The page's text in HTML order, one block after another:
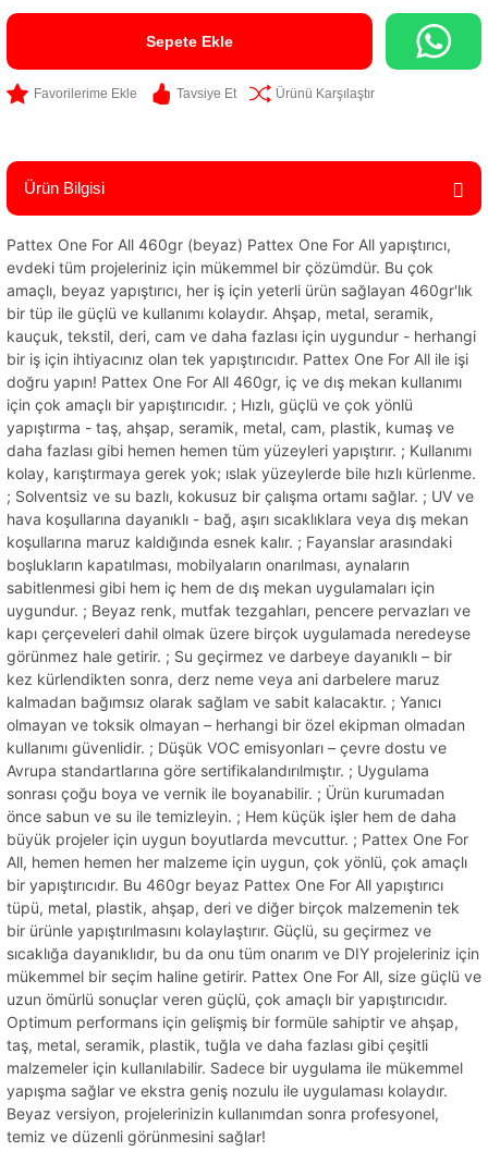
Sepete Ekle
Tavsiye Et Ürünü Karşılaştır
Ürün Bilgisi
Pattex One For All 460gr (beyaz) Pattex One For All yapıştırıcı,
evdeki tüm projeleriniz için mükemmel bir çözümdür. Bu çok
amaçlı, beyaz yapıştırıcı, her iş için yeterli ürün sağlayan 460gr'lık
bir tüp ile güçlü ve kullanımı kolaydır. Ahşap, metal, seramik,
kauçuk, tekstil, deri, cam ve daha fazlası için uygundur - herhangi
bir iş için ihtiyacınız olan tek yapıştırıcıdır. Pattex One For All ile işi
doğru yapın! Pattex One For All 460gr, iç ve dış mekan kullanımı
için çok amaçlı bir yapıştırıcıdır. ; Hızlı, güçlü ve çok yönlü
yapıştırma - taş, ahşap, seramik, metal, cam, plastik, kumaş ve
daha fazlası gibi hemen hemen tüm yüzeyleri yapıştırır. ; Kullanımı
kolay, karıştırmaya gerek yok; ıslak yüzeylerde bile hızlı kürlenme.
; Solventsiz ve su bazlı, kokusuz bir çalışma ortamı sağlar. ; UV ve
hava koşullarına dayanıklı - bağ, aşırı sıcaklıklara veya dış mekan
koşullarına maruz kaldığında esnek kalır. ; Fayanslar arasındaki
boşlukların kapatılması, mobilyaların onarılması, aynaların
sabitlenmesi gibi hem iç hem de dış mekan uygulamaları için
uygundur. ; Beyaz renk, mutfak tezgahları, pencere pervazları ve
kapı çerçeveleri dahil olmak üzere birçok uygulamada neredeyse
görünmez hale getirir. ; Su geçirmez ve darbeye dayanıklı – bir
kez kürlendikten sonra, derz neme veya ani darbelere maruz
kalmadan bağımsız olarak sağlam ve sabit kalacaktır. ; Yanıcı
olmayan ve toksik olmayan – herhangi bir özel ekipman olmadan
kullanımı güvenlidir. ; Düşük VOC emisyonları – çevre dostu ve
Avrupa standartlarına göre sertifikalandırılmıştır. ; Uygulama
sonrası çoğu boya ve vernik ile boyanabilir. ; Ürün kurumadan
önce sabun ve su ile temizleyin. ; Hem küçük işler hem de daha
büyük projeler için uygun boyutlarda mevcuttur. ; Pattex One For
All, hemen hemen her malzeme için uygun, çok yönlü, çok amaçlı
bir yapıştırıcıdır. Bu 460gr beyaz Pattex One For All yapıştırıcı
tüpü, metal, plastik, ahşap, deri ve diğer birçok malzemenin tek
bir ürünle yapıştırılmasını kolaylaştırır. Güçlü, su geçirmez ve
sıcaklığa dayanıklıdır, bu da onu tüm onarım ve DIY projeleriniz için
mükemmel bir seçim haline getirir. Pattex One For All, size güçlü ve
uzun ömürlü sonuçlar veren güçlü, çok amaçlı bir yapıştırıcıdır.
Optimum performans için gelişmiş bir formüle sahiptir ve ahşap,
taş, metal, seramik, plastik, tuğla ve daha fazlası gibi çeşitli
malzemeler için kullanılabilir. Sadece bir uygulama ile mükemmel
yapışma sağlar ve ekstra geniş nozulu ile uygulaması kolaydır.
Beyaz versiyon, projelerinizin kullanımdan sonra profesyonel,
temiz ve düzenli görünmesini sağlar!